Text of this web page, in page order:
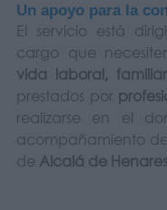
Un apoyo para la
El servicio está
cargo que
vida laboral,
prestados por
realizarse en el
acompañamiento
de Alcalá de Henares